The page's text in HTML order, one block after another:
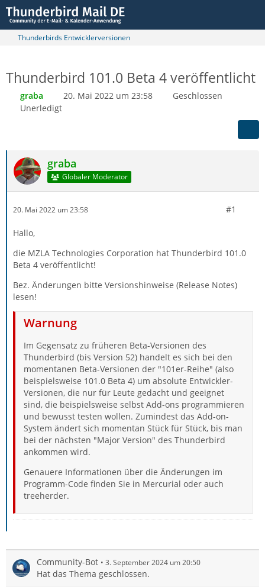
Thunderbirds Entwicklerversionen
Thunderbird 101.0 Beta 4 veröffentlicht
graba 20. Mai 2022 um 23:58
Geschlossen
Unerledigt
graba
Globaler Moderator
20. Mai 2022 um 23:58 #1
Hallo,
die MZLA Technologies Corporation hat Thunderbird 101.0
Beta 4 veröffentlicht!
Bez. Änderungen bitte Versionshinweise (Release Notes)
lesen!
Warnung
Im Gegensatz zu früheren Beta-Versionen des
Thunderbird (bis Version 52) handelt es sich bei den
momentanen Beta-Versionen der "101er-Reihe" (also
beispielsweise 101.0 Beta 4) um absolute Entwickler-
Versionen, die nur für Leute gedacht und geeignet
sind, die beispielsweise selbst Add-ons programmieren
und bewusst testen wollen. Zumindest das Add-on-
System ändert sich momentan Stück für Stück, bis man
bei der nächsten "Major Version" des Thunderbird
ankommen wird.
Genauere Informationen über die Änderungen im
Programm-Code finden Sie in Mercurial oder auch
treeherder.
Community-Bot 3. September 2024 um 20:50
Hat das Thema geschlossen.